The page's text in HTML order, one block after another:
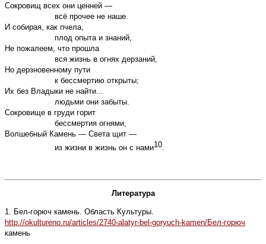
Сокровищ всех они ценней —
всё прочее не наше.
И собирая, как пчела,
плод опыта и знаний,
Не пожалеем, что прошла
вся жизнь в огнях дерзаний,
Но дерзновенному пути
к бессмертию открыты;
Их без Владыки не найти...
людьми они забыты.
Сокровище в груди горит
бессмертия огнями,
Волшебный Камень — Света щит —
из жизни в жизнь он с нами10.
Литература
1. Бел-горюч камень. Область Культуры.
http://okultureno.ru/articles/2740-alatyr-bel-goryuch-kamen/Бел-горюч
камень